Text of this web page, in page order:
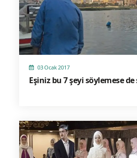
03 Ocak 2017
Eşiniz bu 7 şeyi söylemese